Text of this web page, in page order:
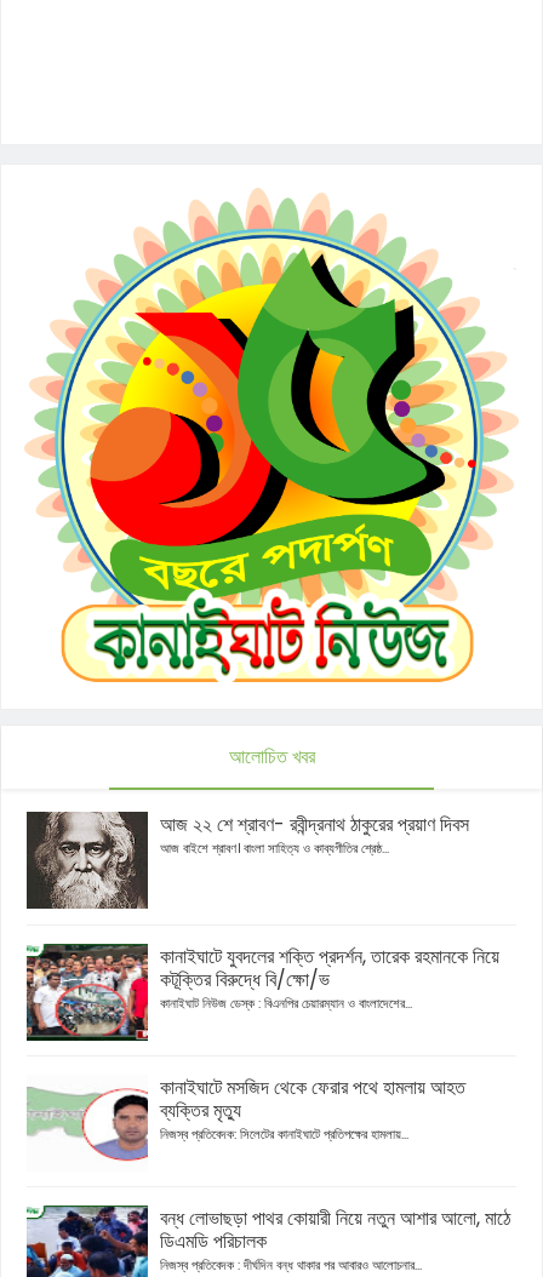
আলোচিত খবর
আজ ২২ শে শ্রাবণ- রবীন্দ্রনাথ ঠাকুরের প্রয়াণ দিবস
আজ বাইশে শ্রাবণ। বাংলা সাহিত্য ও কাব্যগীতির শ্রেষ্ঠ...
কানাইঘাটে যুবদলের শক্তি প্রদর্শন, তারেক রহমানকে নিয়ে
কটূক্তির বিরুদ্ধে বি/ক্ষো/ভ
কানাইঘাট নিউজ ডেস্ক : বিএনপির চেয়ারম্যান ও বাংলাদেশের...
কানাইঘাটে মসজিদ থেকে ফেরার পথে হামলায় আহত
ব্যক্তির মৃত্যু
নিজস্ব প্রতিবেদক: সিলেটের কানাইঘাটে প্রতিপক্ষের হামলায়...
বন্ধ লোভাছড়া পাথর কোয়ারী নিয়ে নতুন আশার আলো, মাঠে
ডিএমডি পরিচালক
নিজস্ব প্রতিবেদক : দীর্ঘদিন বন্ধ থাকার পর আবারও আলোচনার...